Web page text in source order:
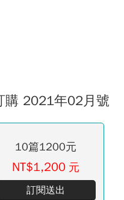
購 2021年02月號
10篇1200元
NT$1,200 元
訂閱送出